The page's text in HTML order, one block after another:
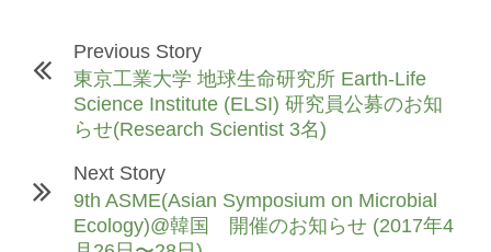
Previous Story
東京工業大学 地球生命研究所 Earth-Life
Science Institute (ELSI) 研究員公募のお知
らせ(Research Scientist 3名)
Next Story
9th ASME(Asian Symposium on Microbial
Ecology)@韓国 開催のお知らせ (2017年4